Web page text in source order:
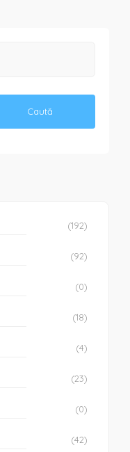
Caută
(192)
(92)
(0)
(18)
(4)
(23)
(0)
(42)